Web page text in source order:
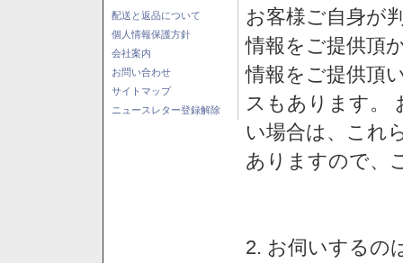
配送と返品について
個人情報保護方針
会社案内
お問い合わせ
サイトマップ
ニュースレター登録解除
お客様ご自身が
情報をご提供頂
情報をご提供頂
スもあります。
い場合は、これ
ありますので、
2. お伺いするの